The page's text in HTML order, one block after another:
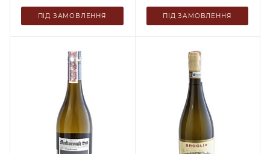
ПІД ЗАМОВЛЕННЯ ПІД ЗАМОВЛЕННЯ